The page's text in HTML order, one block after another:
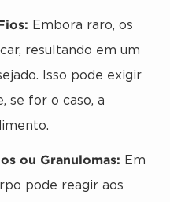
Embora raro, os
resultando em um
Isso pode exigir
se for o caso, a
ou Granulomas: Em
pode reagir aos